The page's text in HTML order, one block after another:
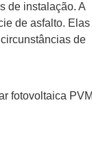
de instalação. A
de asfalto. Elas
de